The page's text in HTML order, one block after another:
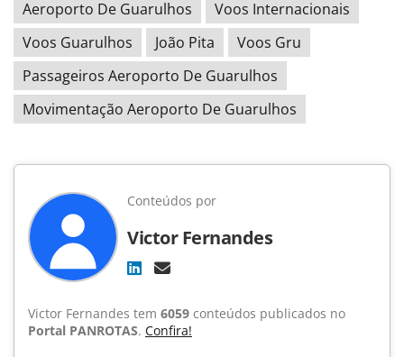
Aeroporto De Guarulhos
Voos Internacionais
Voos Guarulhos
João Pita
Voos Gru
Passageiros Aeroporto De Guarulhos
Movimentação Aeroporto De Guarulhos
Conteúdos por
Victor Fernandes
Victor Fernandes tem 6059 conteúdos publicados no
Portal PANROTAS. Confira!